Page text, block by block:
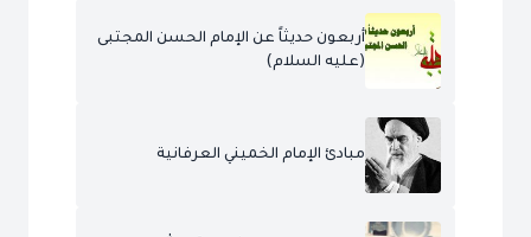
أربعون حديثاً عن الإمام الحسن المجتبى
(عليه السلام)
مبادئ الإمام الخميني العرفانية